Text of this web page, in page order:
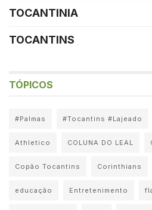
TOCANTINIA
TOCANTINS
TÓPICOS
#Palmas #Tocantins #Lajeado
Athletico COLUNA DO LEAL
Copão Tocantins Corinthians
educação Entretenimento